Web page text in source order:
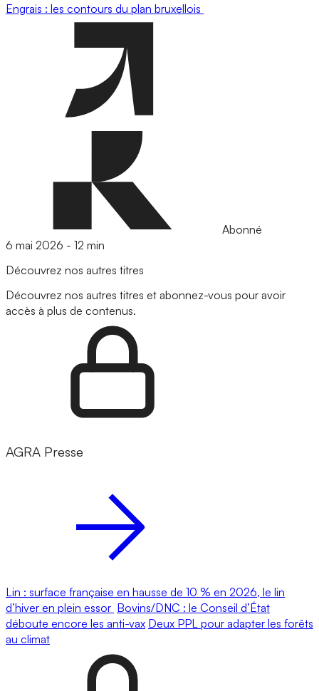
Engrais : les contours du plan bruxellois
Abonné
6 mai 2026 - 12 min
Découvrez nos autres titres
Découvrez nos autres titres et abonnez-vous pour avoir
accès à plus de contenus.
AGRA Presse
Lin : surface française en hausse de 10 % en 2026, le lin
d’hiver en plein essor Bovins/DNC : le Conseil d’État
déboute encore les anti-vax Deux PPL pour adapter les forêts
au climat